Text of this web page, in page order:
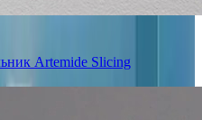
Artemide Slicing